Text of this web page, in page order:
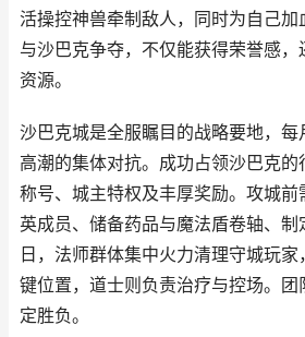
活操控神兽牵制敌人，同时为自己
与沙巴克争夺，不仅能获得荣誉感
资源。
沙巴克城是全服瞩目的战略要地，
高潮的集体对抗。成功占领沙巴克
称号、城主特权及丰厚奖励。攻城
英成员、储备药品与魔法盾卷轴、制
日，法师群体集中火力清理守城玩
键位置，道士则负责治疗与控场。
定胜负。